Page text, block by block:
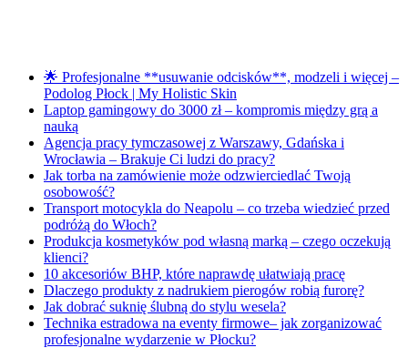
🌟 Profesjonalne **usuwanie odcisków**, modzeli i więcej –
Podolog Płock | My Holistic Skin
Laptop gamingowy do 3000 zł – kompromis między grą a
nauką
Agencja pracy tymczasowej z Warszawy, Gdańska i
Wrocławia – Brakuje Ci ludzi do pracy?
Jak torba na zamówienie może odzwierciedlać Twoją
osobowość?
Transport motocykla do Neapolu – co trzeba wiedzieć przed
podróżą do Włoch?
Produkcja kosmetyków pod własną marką – czego oczekują
klienci?
10 akcesoriów BHP, które naprawdę ułatwiają pracę
Dlaczego produkty z nadrukiem pierogów robią furorę?
Jak dobrać suknię ślubną do stylu wesela?
Technika estradowa na eventy firmowe– jak zorganizować
profesjonalne wydarzenie w Płocku?